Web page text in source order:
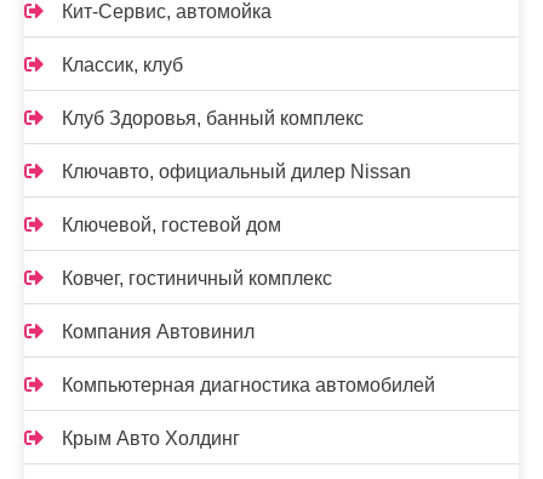
Кит-Сервис, автомойка
Классик, клуб
Клуб Здоровья, банный комплекс
Ключавто, официальный дилер Nissan
Ключевой, гостевой дом
Ковчег, гостиничный комплекс
Компания Автовинил
Компьютерная диагностика автомобилей
Крым Авто Холдинг